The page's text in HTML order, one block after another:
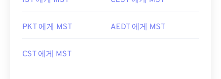
PKT 에게 MST AEDT 에게 MST
CST 에게 MST